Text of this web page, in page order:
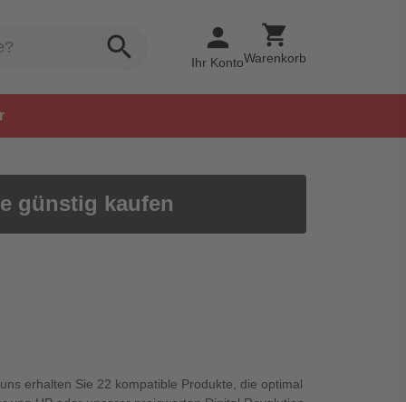
search person
Ihr Konto
shopping_cart
Warenkorb
günstig kaufen
erhalten Sie 22 kompatible Produkte, die optimal